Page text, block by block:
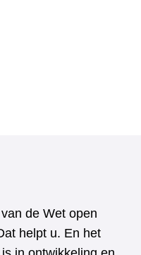
de Wet open
helpt u. En het